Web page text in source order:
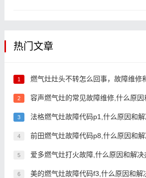
热门文章
1 燃气灶灶头不转怎么回事，故障维修
2 容声燃气灶的常见故障维修,什么原因
3 法格燃气灶故障代码p1,什么原因和
4 前田燃气灶故障代码p8,什么原因和
5 爱多燃气灶打火故障,什么原因和解决
6 美的燃气灶故障代码f3,什么原因和解